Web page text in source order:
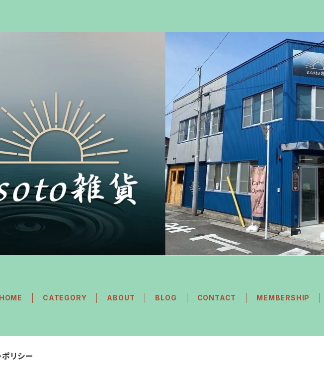
HOME CATEGORY ABOUT BLOG CONTACT MEMBERSHIP
リシー